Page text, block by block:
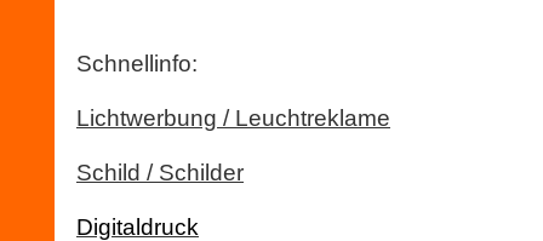
Schnellinfo:
Lichtwerbung / Leuchtreklame
Schild / Schilder
Digitaldruck